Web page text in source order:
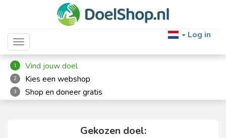
Toggle navigation
Log in
1 Vind jouw doel
2 Kies een webshop
3 Shop en doneer gratis
Gekozen doel: